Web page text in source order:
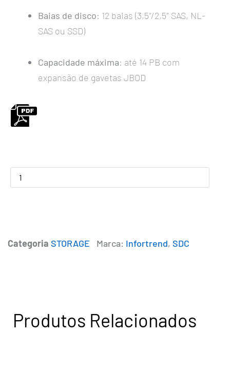
Baias de disco: 12 baias (3,5″/2,5″ SAS, NL-
SAS ou SSD)
Capacidade máxima: até 14 PB com
expansão de gavetas JBOD
Categoria STORAGE Marca: Infortrend, SDC
Produtos Relacionados